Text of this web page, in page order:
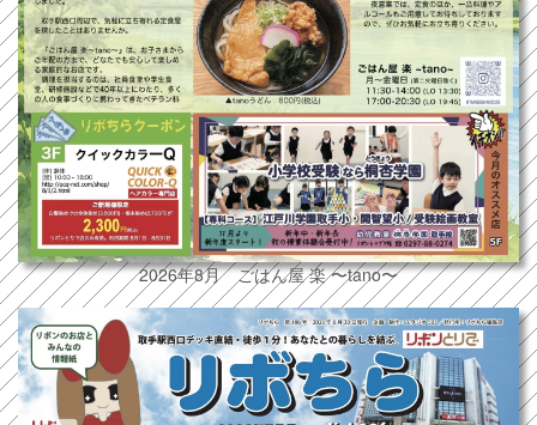
2026年8月 ごはん屋 楽 〜tano〜